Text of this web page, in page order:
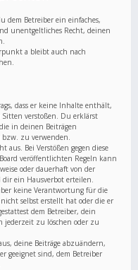
dem Betreiber ein einfaches,
unentgeltliches Recht, deinen
a bleibt auch nach
dass er keine Inhalte enthält,
Sitten verstoßen. Du erklärst
in deinen Beiträgen
zu verwenden.
aus. Bei Verstößen gegen diese
veröffentlichten Regeln kann
oder dauerhaft von der
dir ein Hausverbot erteilen.
keine Verantwortung für die
selbst erstellt hat oder die er
dem Betreiber, dein
jederzeit zu löschen oder zu
deine Beiträge abzuändern,
geeignet sind, dem Betreiber